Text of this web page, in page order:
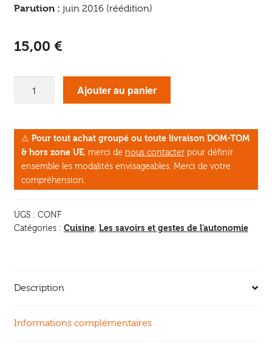
Parution : juin 2016 (réédition)
15,00 €
Confitures
solaires
Ajouter au panier
⚠ Pour tout achat groupé ou toute livraison DOM-TOM
& hors zone UE, merci de nous contacterpour définir
ensemble les modalités envisageables. Merci de votre
compréhension.
UGS : CONF
Catégories : Cuisine, Les savoirs et gestes de l'autonomie
Description
Informations complémentaires